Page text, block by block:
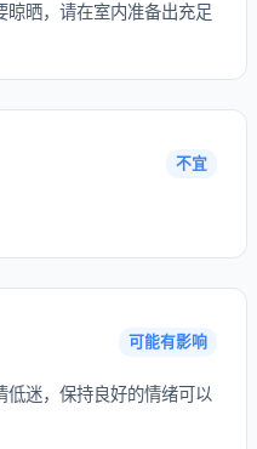
晒，请在室内准备出充足
不宜
可能有影响
低迷，保持良好的情绪可以